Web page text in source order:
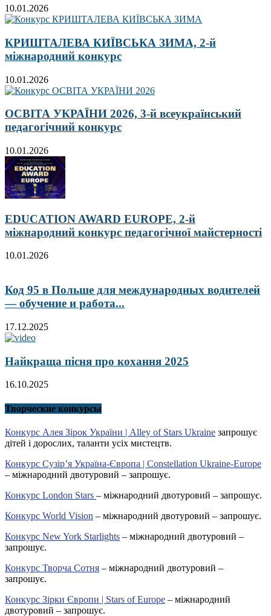
10.01.2026
КРИШТАЛЕВА КИЇВСЬКА ЗИМА, 2-й
міжнародний конкурс
10.01.2026
ОСВІТА УКРАЇНИ 2026, 3-й всеукраїнський
педагогічний конкурс
10.01.2026
EDUCATION AWARD EUROPE, 2-й
міжнародний конкурс педагогічної майстерності
10.01.2026
Код 95 в Польше для международных водителей
— обучение и работа...
17.12.2025
Найкраща пісня про кохання 2025
16.10.2025
Творческие конкурсы
Конкурс Алея Зірок України | Alley of Stars Ukraine запрошує
дітей і дорослих, таланти усіх мистецтв.
Конкурс Сузір’я Україна-Європа | Constellation Ukraine-Europe
– міжнародний двотуровий – запрошує.
Конкурс London Stars – міжнародний двотуровий – запрошує.
Конкурс World Vision – міжнародний двотуровий – запрошує.
Конкурс New York Starlights – міжнародний двотуровий –
запрошує.
Конкурс Творча Сотня – міжнародний двотуровий –
запрошує.
Конкурс Зірки Європи | Stars of Europe – міжнародний
двотуровий – запрошує.